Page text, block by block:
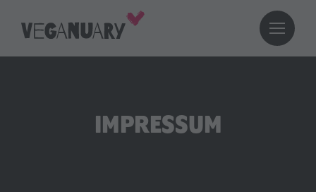
IMPRESSUM